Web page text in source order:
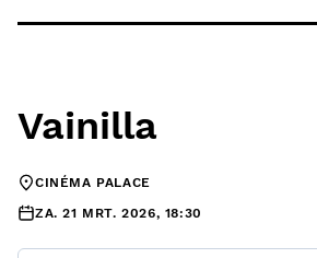
Vainilla
CINÉMA PALACE
ZA. 21 MRT. 2026, 18:30